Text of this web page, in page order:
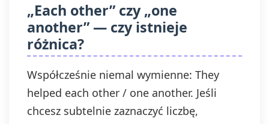
„Each other” czy „one
another” — czy istnieje
różnica?
Współcześnie niemal wymienne: They
helped each other / one another. Jeśli
chcesz subtelnie zaznaczyć liczbę,